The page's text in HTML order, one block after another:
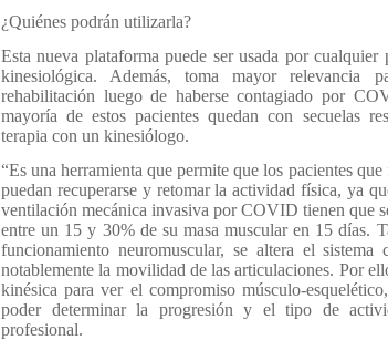
¿Quiénes podrán utilizarla?
Esta nueva plataforma puede ser usada por cualquier
kinesiológica. Además, toma mayor relevancia
rehabilitación luego de haberse contagiado por
mayoría de estos pacientes quedan con secuelas
terapia con un kinesiólogo.
“Es una herramienta que permite que los pacientes
puedan recuperarse y retomar la actividad física, ya
ventilación mecánica invasiva por COVID tienen que
entre un 15 y 30% de su masa muscular en 15 días.
funcionamiento neuromuscular, se altera el
notablemente la movilidad de las articulaciones. Por
kinésica para ver el compromiso músculo-
poder determinar la progresión y el tipo de
profesional.